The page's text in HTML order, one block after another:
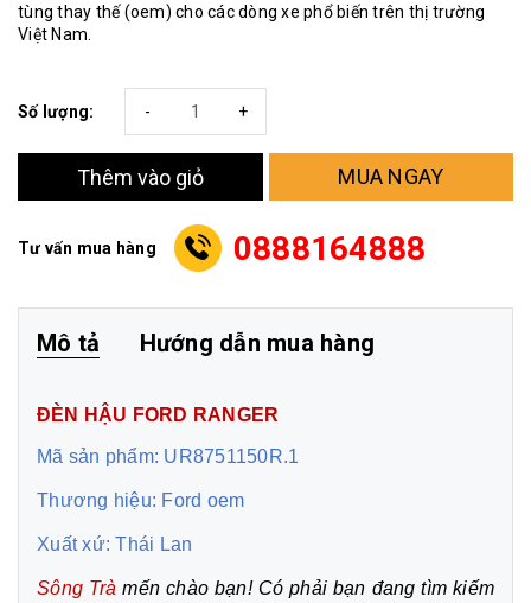
tùng thay thế (oem) cho các dòng xe phổ biến trên thị trường
Việt Nam.
Số lượng: +
-
Thêm vào giỏ MUA NGAY
Tư vấn mua hàng 0888164888
Mô tả Hướng dẫn mua hàng
ĐÈN HẬU FORD RANGER
Mã sản phẩm: UR8751150R.1
Thương hiệu: Ford oem
Xuất xứ: Thái Lan
Sông Tràmến chào bạn! Có phải bạn đang tìm kiếm